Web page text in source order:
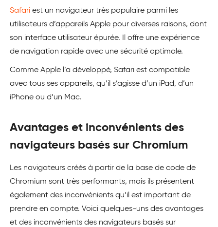
Safari est un navigateur très populaire parmi les
utilisateurs d’appareils Apple pour diverses raisons, dont
son interface utilisateur épurée. Il offre une expérience
de navigation rapide avec une sécurité optimale.
Comme Apple l’a développé, Safari est compatible
avec tous ses appareils, qu’il s’agisse d’un iPad, d’un
iPhone ou d’un Mac.
Avantages et inconvénients des
navigateurs basés sur Chromium
Les navigateurs créés à partir de la base de code de
Chromium sont très performants, mais ils présentent
également des inconvénients qu’il est important de
prendre en compte. Voici quelques-uns des avantages
et des inconvénients des navigateurs basés sur